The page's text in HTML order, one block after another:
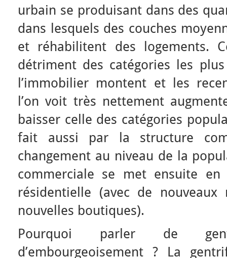
urbain se produisant dans des
dans lesquels des couches
et réhabilitent des logements.
détriment des catégories les
l’immobilier montent et les
l’on voit très nettement
baisser celle des catégories
fait aussi par la structure
changement au niveau de la
commerciale se met ensuite en
résidentielle (avec de
nouvelles boutiques).
Pourquoi parler de
d’embourgeoisement ? La